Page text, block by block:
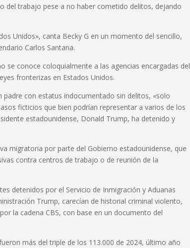
del trabajo pese a no haber cometido delitos, dejando
Unidos», canta Becky G en un momento del sencillo,
Carlos Santana.
se conoce coloquialmente a las agencias encargadas del
fronterizas en Estados Unidos.
con estatus indocumentado sin delitos, «solo
ficticios que bien podrían representar a varios de los
estadounidense, Donald Trump, ha detenido y
migratoria por parte del Gobierno estadounidense, que
contra centros de trabajo o de reunión de la
detenidos por el Servicio de Inmigración y Aduanas
Trump, carecían de historial criminal violento,
la cadena CBS, con base en un documento del
más del triple de los 113.000 de 2024, último año